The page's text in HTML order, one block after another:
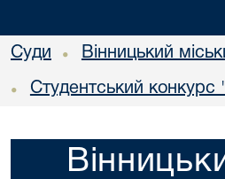
Суди • Вінницький
• Студентський